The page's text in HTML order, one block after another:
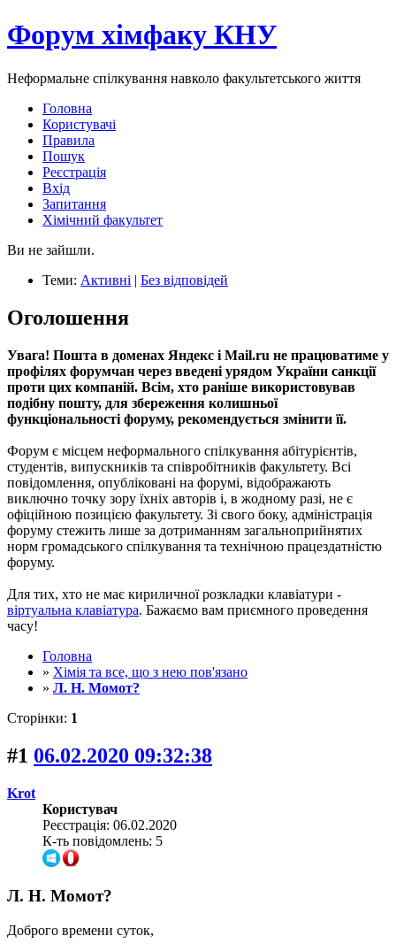
Форум хімфаку КНУ
Неформальне спілкування навколо факультетського життя
Головна
Користувачі
Правила
Пошук
Реєстрація
Вхід
Запитання
Хімічний факультет
Ви не зайшли.
Теми: Активні | Без відповідей
Оголошення
Увага! Пошта в доменах Яндекс і Mail.ru не працюватиме у
профілях форумчан через введені урядом України санкції
проти цих компаній. Всім, хто раніше використовував
подібну пошту, для збереження колишньої
функціональності форуму, рекомендується змінити її.
Форум є місцем неформального спілкування абітурієнтів,
студентів, випускників та співробітників факультету. Всі
повідомлення, опубліковані на форумі, відображають
виключно точку зору їхніх авторів і, в жодному разі, не є
офіційною позицією факультету. Зі свого боку, адміністрація
форуму стежить лише за дотриманням загальноприйнятих
норм громадського спілкування та технічною працездатністю
форуму.
Для тих, хто не має кириличної розкладки клавіатури -
віртуальна клавіатура. Бажаємо вам приємного проведення
часу!
Головна
» Хімія та все, що з нею пов'язано
» Л. Н. Момот?
Сторінки: 1
#1 06.02.2020 09:32:38
Krot
Користувач
Реєстрація: 06.02.2020
К-ть повідомлень: 5
Л. Н. Момот?
Доброго времени суток,